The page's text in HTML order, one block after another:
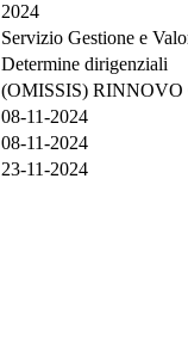
2024
Servizio Gestione e
Determine dirigenziali
(OMISSIS)
08-11-2024
08-11-2024
23-11-2024